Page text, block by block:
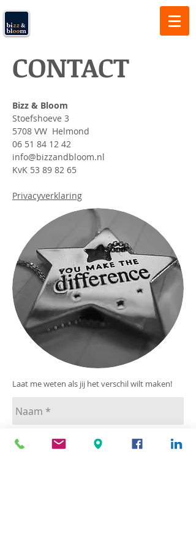
CONTACT
Laat me weten als jij het verschil wilt maken!
Bizz & Bloom
Stoefshoeve 3
5708 VW Helmond
06 51 84 12 42
info@bizzandbloom.nl
KvK 53 89 82 65
Privacyverklaring